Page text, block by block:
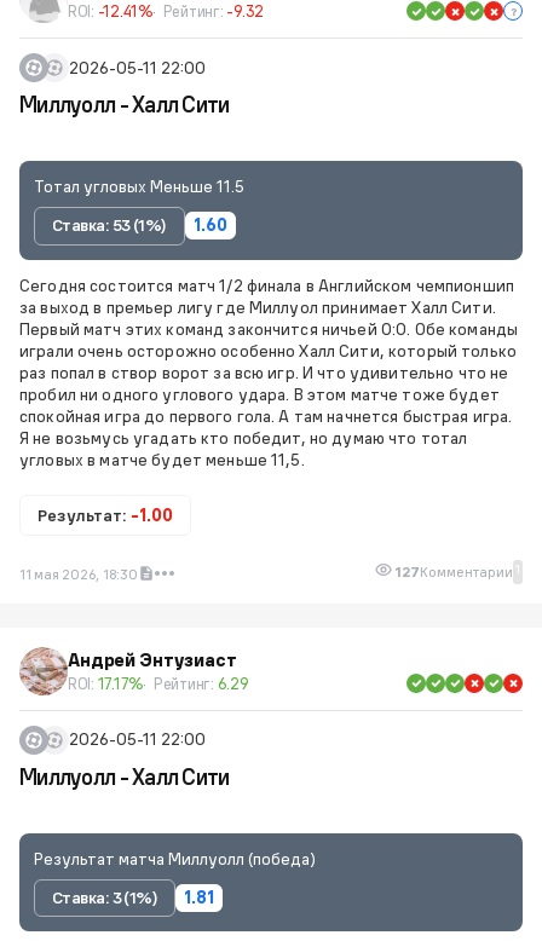
ROI: -12.41% Рейтинг: -9.32
2026-05-11 22:00
Миллуолл - Халл Сити
Тотал угловых Меньше 11.5
Ставка: 53 (1%)
1.60
Сегодня состоится матч 1/2 финала в Английском чемпионшип
за выход в премьер лигу где Миллуол принимает Халл Сити.
Первый матч этих команд закончится ничьей 0:0. Обе команды
играли очень осторожно особенно Халл Сити, который только
раз попал в створ ворот за всю игр. И что удивительно что не
пробил ни одного углового удара. В этом матче тоже будет
спокойная игра до первого гола. А там начнется быстрая игра.
Я не возьмусь угадать кто победит, но думаю что тотал
угловых в матче будет меньше 11,5.
Результат: -1.00
11 мая 2026, 18:30 127Комментарии 1
Андрей Энтузиаст
ROI: 17.17% Рейтинг: 6.29
2026-05-11 22:00
Миллуолл - Халл Сити
Результат матча Миллуолл (победа)
Ставка: 3 (1%)
1.81